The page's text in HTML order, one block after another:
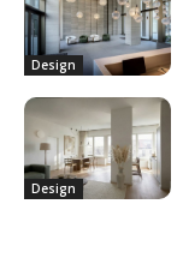
Design
Design